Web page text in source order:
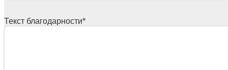
Текст благодарности*